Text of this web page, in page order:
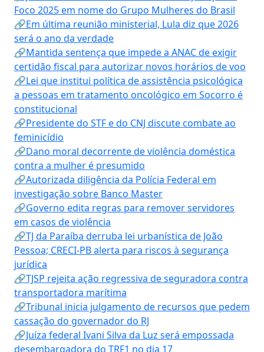
Foco 2025 em nome do Grupo Mulheres do Brasil
🔗Em última reunião ministerial, Lula diz que 2026
será o ano da verdade
🔗Mantida sentença que impede a ANAC de exigir
certidão fiscal para autorizar novos horários de voo
🔗Lei que institui política de assistência psicológica
a pessoas em tratamento oncológico em Socorro é
constitucional
🔗Presidente do STF e do CNJ discute combate ao
feminicídio
🔗Dano moral decorrente de violência doméstica
contra a mulher é presumido
🔗Autorizada diligência da Polícia Federal em
investigação sobre Banco Master
🔗Governo edita regras para remover servidores
em casos de violência
🔗TJ da Paraíba derruba lei urbanística de João
Pessoa; CRECI-PB alerta para riscos à segurança
jurídica
🔗TJSP rejeita ação regressiva de seguradora contra
transportadora marítima
🔗Tribunal inicia julgamento de recursos que pedem
cassação do governador do RJ
🔗Juíza federal Ivani Silva da Luz será empossada
desembargadora do TRF1 no dia 17